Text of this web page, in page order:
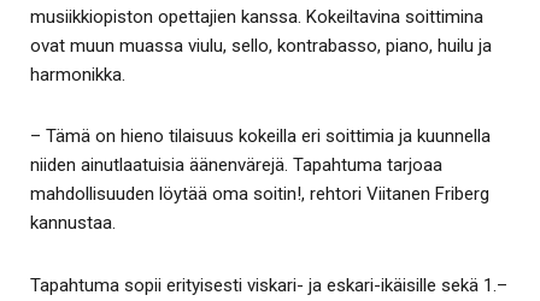
musiikkiopiston opettajien kanssa. Kokeiltavina soittimina
ovat muun muassa viulu, sello, kontrabasso, piano, huilu ja
harmonikka.
– Tämä on hieno tilaisuus kokeilla eri soittimia ja kuunnella
niiden ainutlaatuisia äänenvärejä. Tapahtuma tarjoaa
mahdollisuuden löytää oma soitin!, rehtori Viitanen Friberg
kannustaa.
Tapahtuma sopii erityisesti viskari- ja eskari-ikäisille sekä 1.–